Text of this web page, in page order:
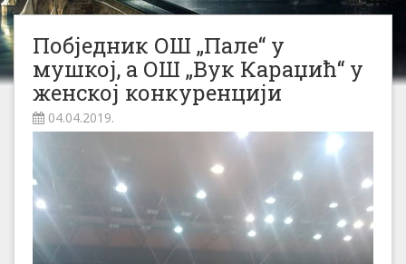
Побједник ОШ „Пале“ у
мушкој, а ОШ „Вук Караџић“ у
женској конкуренцији
04.04.2019.